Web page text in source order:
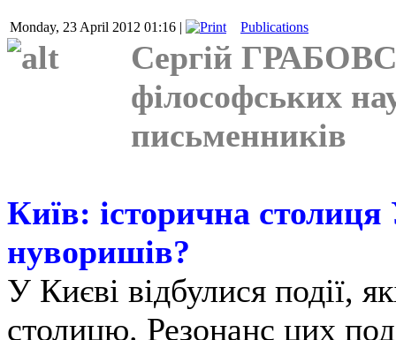
Monday, 23 April 2012 01:16 | Publications
Сергій
філософських
письменників
Київ: історична столиця
нуворишів?
У Києві відбулися події,
столицю. Резонанс цих